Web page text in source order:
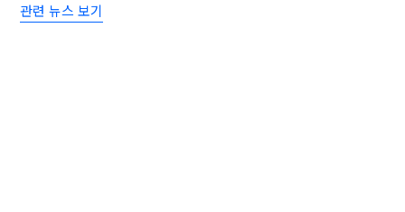
관련 뉴스 보기